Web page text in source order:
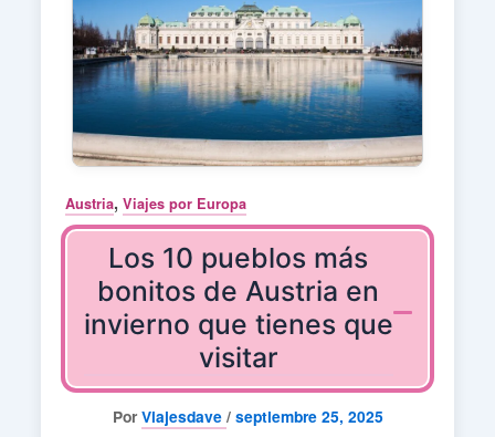
Austria, Viajes por Europa
Los 10 pueblos más
bonitos de Austria en
invierno que tienes que
visitar
Por Viajesdave / septiembre 25, 2025